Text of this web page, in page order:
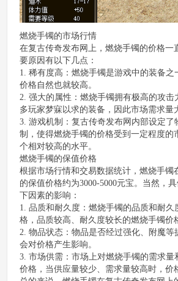
燃烧手镯的市场行情
在复古传奇发布网上，燃烧手镯的价格一
要原因有以下几点：
1. 稀有度高：燃烧手镯是游戏中的装备之
价格自然也就较高。
2. 强大的属性：燃烧手镯拥有极高的攻击
多玩家梦寐以求的装备，因此市场需求量
3. 游戏机制：复古传奇发布网内部设定了
制，使得燃烧手镯的价格受到一定程度的
个相对较高的水平。
燃烧手镯的保值价格
根据市场行情和交易数据统计，燃烧手镯
的保值价格约为3000-5000元宝。当然，
下因素的影响：
1. 品质和耐久度：燃烧手镯的品质和耐久
格，品质较高、耐久度较长的燃烧手镯价
2. 物品状态：物品是否经过强化、附魔等
会对价格产生影响。
3. 市场供需：市场上对燃烧手镯的需求量
价格，当供应量较少、需求量较高时，价